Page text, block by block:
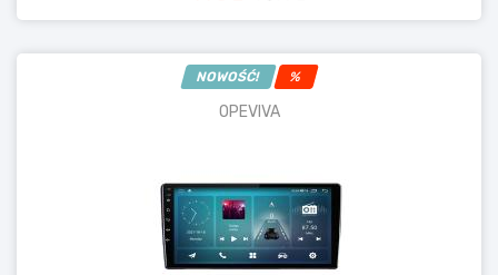
NOWOŚĆ! %
OPEVIVA